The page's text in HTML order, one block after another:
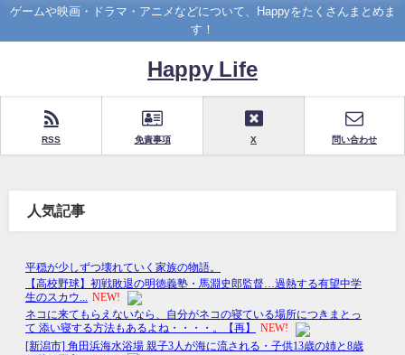
ゲームや映画・ドラマ・アニメなどについて、Happyをたくさんまとめま
す！
Happy Life
RSS 免責事項 X 問い合わせ
人気記事